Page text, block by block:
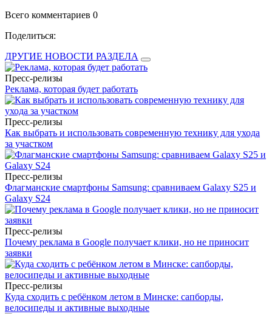
Всего комментариев 0
Поделиться:
ДРУГИЕ НОВОСТИ РАЗДЕЛА
Пресс-релизы
Реклама, которая будет работать
Пресс-релизы
Как выбрать и использовать современную технику для ухода
за участком
Пресс-релизы
Флагманские смартфоны Samsung: сравниваем Galaxy S25 и
Galaxy S24
Пресс-релизы
Почему реклама в Google получает клики, но не приносит
заявки
Пресс-релизы
Куда сходить с ребёнком летом в Минске: сапборды,
велосипеды и активные выходные